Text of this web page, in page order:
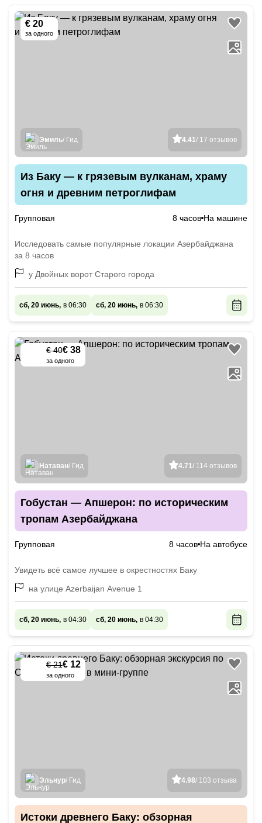
€ 20
за одного
4.41/ 17 отзывов
Эмиль/ Гид
Из Баку — к грязевым вулканам, храму
огня и древним петроглифам
Групповая 8 часов На машине
Исследовать самые популярные локации Азербайджана
за 8 часов
у Двойных ворот Старого города
сб, 20 июнь, в 06:30 сб, 20 июнь, в 06:30
€ 40€ 38
за одного
4.71/ 114 отзывов
Натаван/ Гид
Гобустан — Апшерон: по историческим
тропам Азербайджана
Групповая 8 часов На автобусе
Увидеть всё самое лучшее в окрестностях Баку
на улице Azerbaijan Avenue 1
сб, 20 июнь, в 04:30 сб, 20 июнь, в 04:30
€ 21€ 12
за одного
4.98/ 103 отзыва
Эльнур/ Гид
Истоки древнего Баку: обзорная